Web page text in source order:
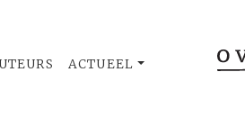
ACTUEEL